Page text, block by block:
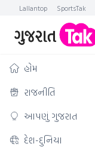
Lallantop SportsTak
હોમ
રાજનીતિ
આપણું ગુજરાત
દેશ-દુનિયા